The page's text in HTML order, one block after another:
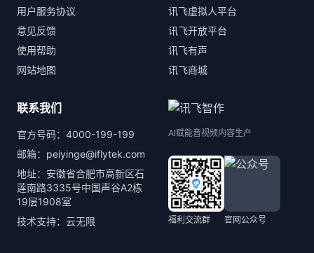
用户服务协议
意见反馈
使用帮助
网站地图
讯飞虚拟人平台
讯飞开放平台
讯飞有声
讯飞商城
联系我们
官方号码：4000-199-199
邮箱：peiyinge@iflytek.com
地址：安徽省合肥市高新区石
莲南路3335号中国声谷A2栋
19层1908室
技术支持：云无限
AI赋能音视频内容生产
福利交流群 官网公众号